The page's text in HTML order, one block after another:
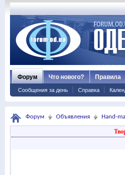
Форум
Сообщения за день Справка
Что нового? Правила
Форум Объявления Hand-